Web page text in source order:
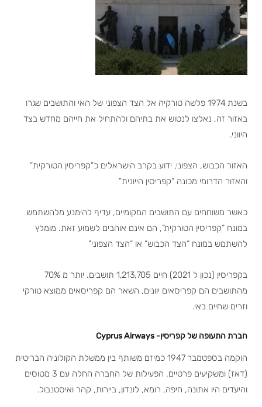
בשנת 1974 פלשה טורקיה אל הצד הצפוני של האי והתושבים שגרו
באזור זה, נאלצו לנטוש את בתיהם ולהתחיל את חייהם מחדש בצד
היווני.
האזור הכבוש, הצפוני, ידוע בקרב הישראלים כ”קפריסין הטורקית”
והאזור הדרומי מכונה “קפריסין הייונית”
כאשר משוחחים עם התושבים המקומיים, עדיף להימנע מלהשתמש
במונח “קפריסין הטורקית”, הם אינם אוהבים לשמוע זאת. מומלץ
להשתמש במונח “הצד הכבוש” או “הצד הצפוני”
בקפריסין (נכון ל 2021) חיים 1,213,705 תושבים. יותר מ 70%
מהתושבים הם קפריסאים יוונים, השאר הם קפריסאים ממוצא טורקי
וזרים שחיים באי.
חברת התעופה של קפריסין- Cyprus Airways
הוקמה בספטמבר 1947 כמיזם משותף בין ממשלת הקולוניה הבריטית
(דאז) ומשקיעים פרטיים. הפעילות של החברה החלה עם 3 מטוסים
והיעדים היו אתונה, חיפה, רומא, לונדון, ביירות, קהר ואיסטנבול.